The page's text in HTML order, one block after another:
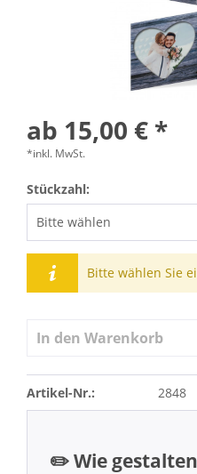
ab 15,00 € *
*inkl. MwSt.
Stückzahl:
Bitte wählen Sie
In den Warenkorb
Artikel-Nr.: 2848
✏️ Wie